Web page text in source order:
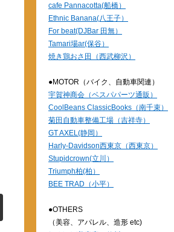
cafe Pannacotta(船橋）
Ethnic Banana(八王子）
For beat(DJBar 田無）
Tamari場ar(保谷）
焼き鶏おさ田（西武柳沢）
●MOTOR（バイク、自動車関連）
宇賀神商会（ベスパパーツ通販）
CoolBeans ClassicBooks（南千束）
菊田自動車整備工場（吉祥寺）
GT AXEL(静岡）
Harly-Davidson西東京（西東京）
Stupidcrown(立川）
Triumph柏(柏）
BEE TRAD（小平）
●OTHERS
（美容、アパレル、造形 etc)